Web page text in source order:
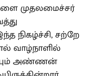
முதலமைச்சர்
நிகழ்ச்சி, சற்றே
வாழ்நாளில்
அண்ணன்